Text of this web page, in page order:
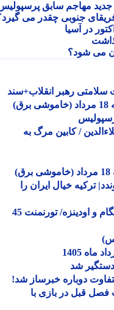
مهاجم سابق پرسپولیس
جنوبی چقدر می گیرد؟
آسیا
شود؟
رهبر انقلاب+سند
/ کابین مرگ به
خیال ایران را
ویدیو| خلاصه بازی بارسلونا مقابل ناتینگام و اودینزه/ تورنمنت 45
شد
دوباره خبرساز شد!
قبل در بازی با